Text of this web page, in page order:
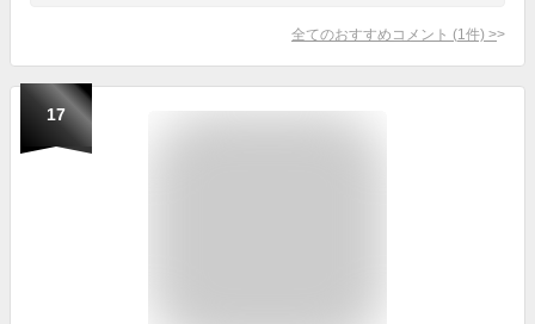
全てのおすすめコメント (1 件) >
17